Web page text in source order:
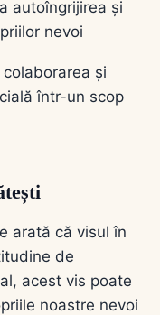
autoîngrijirea și
nevoi
și
într-un scop
arată că visul în
de
acest vis poate
noastre nevoi